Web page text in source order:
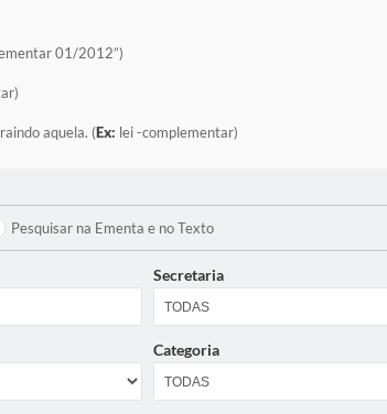
01/2012”)
aquela. (Ex: lei -complementar)
Pesquisar na Ementa e no Texto
Secretaria
Categoria